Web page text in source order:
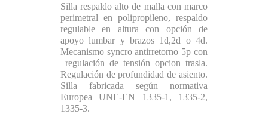
Silla respaldo alto de malla con marco
perimetral en polipropileno, respaldo
regulable en altura con opción de
apoyo lumbar y brazos 1d,2d o 4d.
Mecanismo syncro antirretorno 5p con
regulación de tensión opcion trasla.
Regulación de profundidad de asiento.
Silla fabricada según normativa
Europea UNE-EN 1335-1, 1335-2,
1335-3.